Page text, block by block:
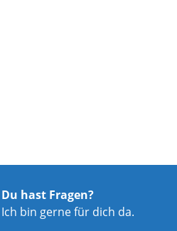
Du hast Fragen?
Ich bin gerne für dich da.